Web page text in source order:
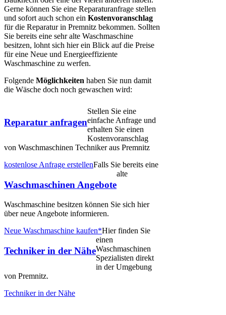
Gerne können Sie eine Reparaturanfrage stellen
und sofort auch schon ein Kostenvoranschlag
für die Reparatur in Premnitz bekommen. Sollten
Sie bereits eine sehr alte Waschmaschine
besitzen, lohnt sich hier ein Blick auf die Preise
für eine Neue und Energieeffiziente
Waschmaschine zu werfen.
Folgende Möglichkeiten haben Sie nun damit
die Wäsche doch noch gewaschen wird:
Reparatur anfragen
Stellen Sie eine
einfache Anfrage und
erhalten Sie einen
Kostenvoranschlag
von Waschmaschinen Techniker aus Premnitz
kostenlose Anfrage erstellen
Waschmaschinen Angebote
Falls Sie bereits eine
alte
Waschmaschine besitzen können Sie sich hier
über neue Angebote informieren.
Neue Waschmaschine kaufen*
Techniker in der Nähe
Hier finden Sie
einen
Waschmaschinen
Spezialisten direkt
in der Umgebung
von Premnitz.
Techniker in der Nähe